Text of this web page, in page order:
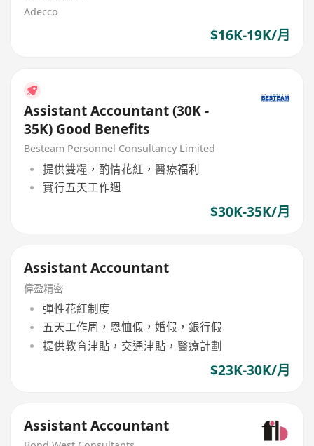
Adecco
$16K-19K/月
Assistant Accountant (30K -
35K) Good Benefits
Besteam Personnel Consultancy Limited
提供雙糧，酌情花紅，醫療福利
實行五天工作週
$30K-35K/月
Assistant Accountant
偉盈精密
彈性花紅制度
五天工作周，恩恤假，婚假，銀行假
提供教育津貼，交通津貼，醫療計劃
$23K-30K/月
Assistant Accountant